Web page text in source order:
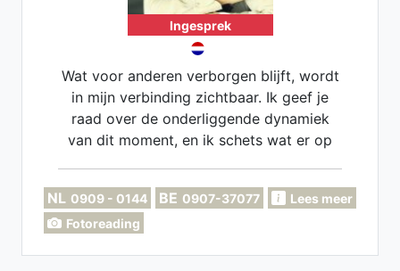
Ingesprek
Wat voor anderen verborgen blijft, wordt
in mijn verbinding zichtbaar. Ik geef je
raad over de onderliggende dynamiek
van dit moment, en ik schets wat er op
neem ik ook de onuitgesproken thema's
uit jouw nabije omgeving mee.
Helderziend, Helderhorend,
NL 0909 - 0144 BE 0907-37077
Lees meer
Fotoreading